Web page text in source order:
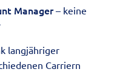
Manager– keine
langjähriger
Carriern